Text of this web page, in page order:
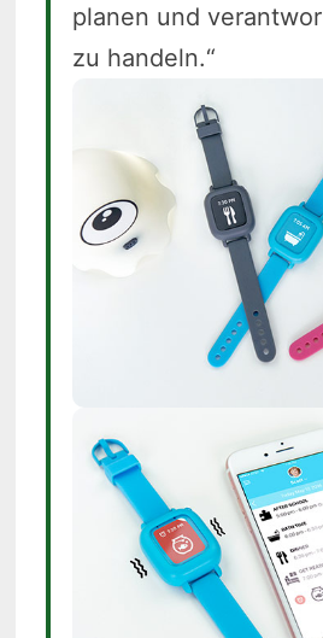
planen und
zu handeln.“